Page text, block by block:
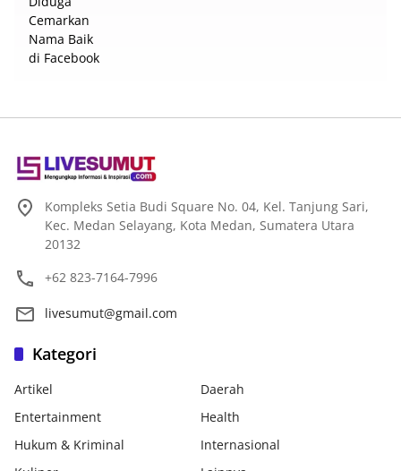
Kompleks Setia Budi Square No. 04, Kel. Tanjung Sari,
Kec. Medan Selayang, Kota Medan, Sumatera Utara
20132
+62 823-7164-7996
livesumut@gmail.com
Kategori
Artikel
Daerah
Entertainment
Health
Hukum & Kriminal
Internasional